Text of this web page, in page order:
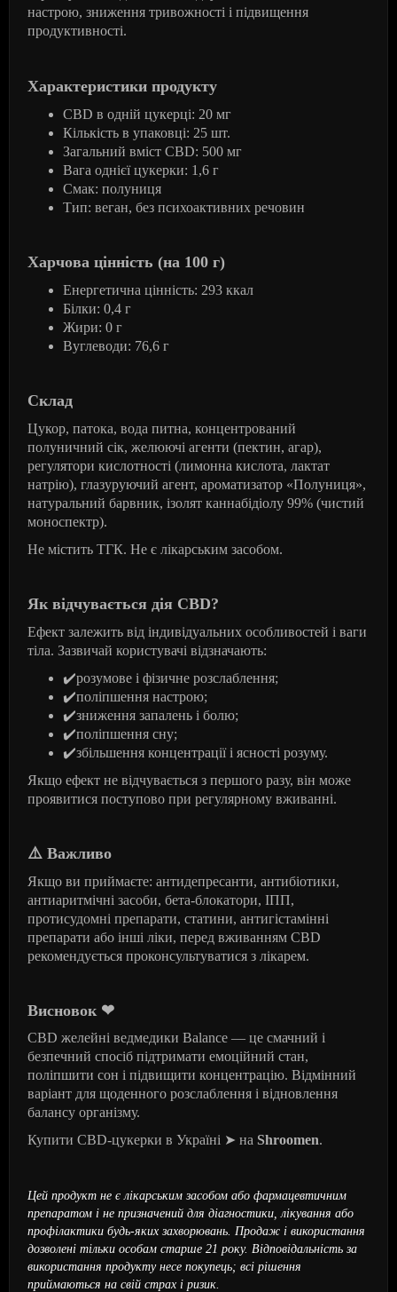
настрою, зниження тривожності і підвищення
продуктивності.
Характеристики продукту
CBD в одній цукерці: 20 мг
Кількість в упаковці: 25 шт.
Загальний вміст CBD: 500 мг
Вага однієї цукерки: 1,6 г
Смак: полуниця
Тип: веган, без психоактивних речовин
Харчова цінність (на 100 г)
Енергетична цінність: 293 ккал
Білки: 0,4 г
Жири: 0 г
Вуглеводи: 76,6 г
Склад
Цукор, патока, вода питна, концентрований
полуничний сік, желюючі агенти (пектин, агар),
регулятори кислотності (лимонна кислота, лактат
натрію), глазуруючий агент, ароматизатор «Полуниця»,
натуральний барвник, ізолят каннабідіолу 99% (чистий
моноспектр).
Не містить ТГК. Не є лікарським засобом.
Як відчувається дія CBD?
Ефект залежить від індивідуальних особливостей і ваги
тіла. Зазвичай користувачі відзначають:
✔️розумове і фізичне розслаблення;
✔️поліпшення настрою;
✔️зниження запалень і болю;
✔️поліпшення сну;
✔️збільшення концентрації і ясності розуму.
Якщо ефект не відчувається з першого разу, він може
проявитися поступово при регулярному вживанні.
⚠ ️ Важливо
Якщо ви приймаєте: антидепресанти, антибіотики,
антиаритмічні засоби, бета-блокатори, ІПП,
протисудомні препарати, статини, антигістамінні
препарати або інші ліки, перед вживанням CBD
рекомендується проконсультуватися з лікарем.
Висновок ❤
CBD желейні ведмедики Balance — це смачний і
безпечний спосіб підтримати емоційний стан,
поліпшити сон і підвищити концентрацію. Відмінний
варіант для щоденного розслаблення і відновлення
балансу організму.
Купити CBD-цукерки в Україні ➤ на Shroomen.
Цей продукт не є лікарським засобом або фармацевтичним
препаратом і не призначений для діагностики, лікування або
профілактики будь-яких захворювань. Продаж і використання
дозволені тільки особам старше 21 року. Відповідальність за
використання продукту несе покупець; всі рішення
приймаються на свій страх і ризик.